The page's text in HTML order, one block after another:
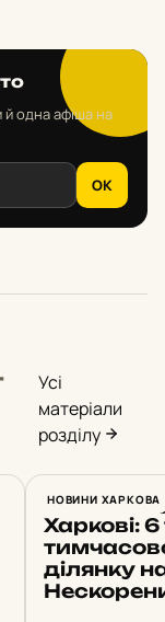
одна афіша на
OK
Усі
матеріали
розділу
НОВИНИ ХАРКОВА
Зміна
Харкові:
ділянку